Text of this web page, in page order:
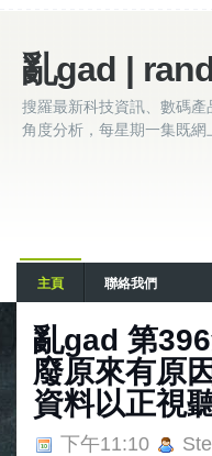
亂gad |
搜羅最新科技資訊、數碼
角度分析，每星期一集既網
主頁 聯絡我們
亂gad 第
廢原來有原
資料以正視
下午11:10